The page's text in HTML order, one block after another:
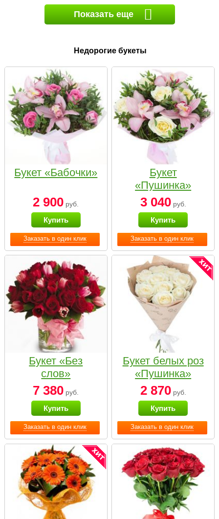
Показать еще
Недорогие букеты
Заказать в один клик
Букет «Бабочки»
2 900 руб.
Купить
Заказать в один клик
Букет
«Пушинка»
3 040руб.
Купить
Заказать в один клик
Букет «Без
слов»
7 380 руб.
Купить
Заказать в один клик
Букет белых роз
«Пушинка»
2 870руб.
Купить